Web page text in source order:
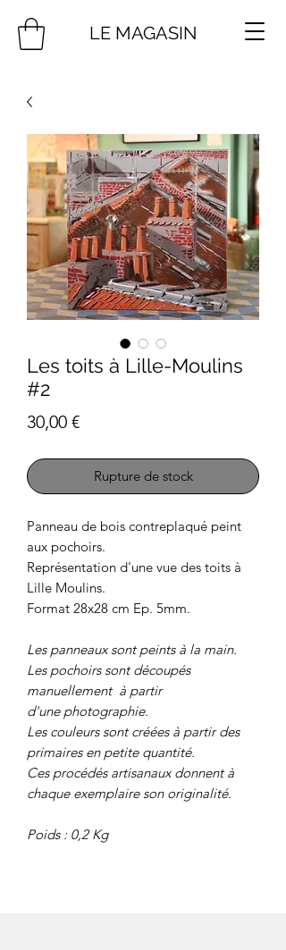
LE MAGASIN
Les toits à Lille-Moulins
#2
30,00 €Prix
Rupture de stock
Panneau de bois contreplaqué peint
aux pochoirs.
Représentation d'une vue des toits à
Lille Moulins.
Format 28x28 cm Ep. 5mm.
Les panneaux sont peints à la main.
Les pochoirs sont découpés
manuellement à partir
d'une photographie.
Les couleurs sont créées à partir des
primaires en petite quantité.
Ces procédés artisanaux donnent à
chaque exemplaire son originalité.
Poids : 0,2 Kg